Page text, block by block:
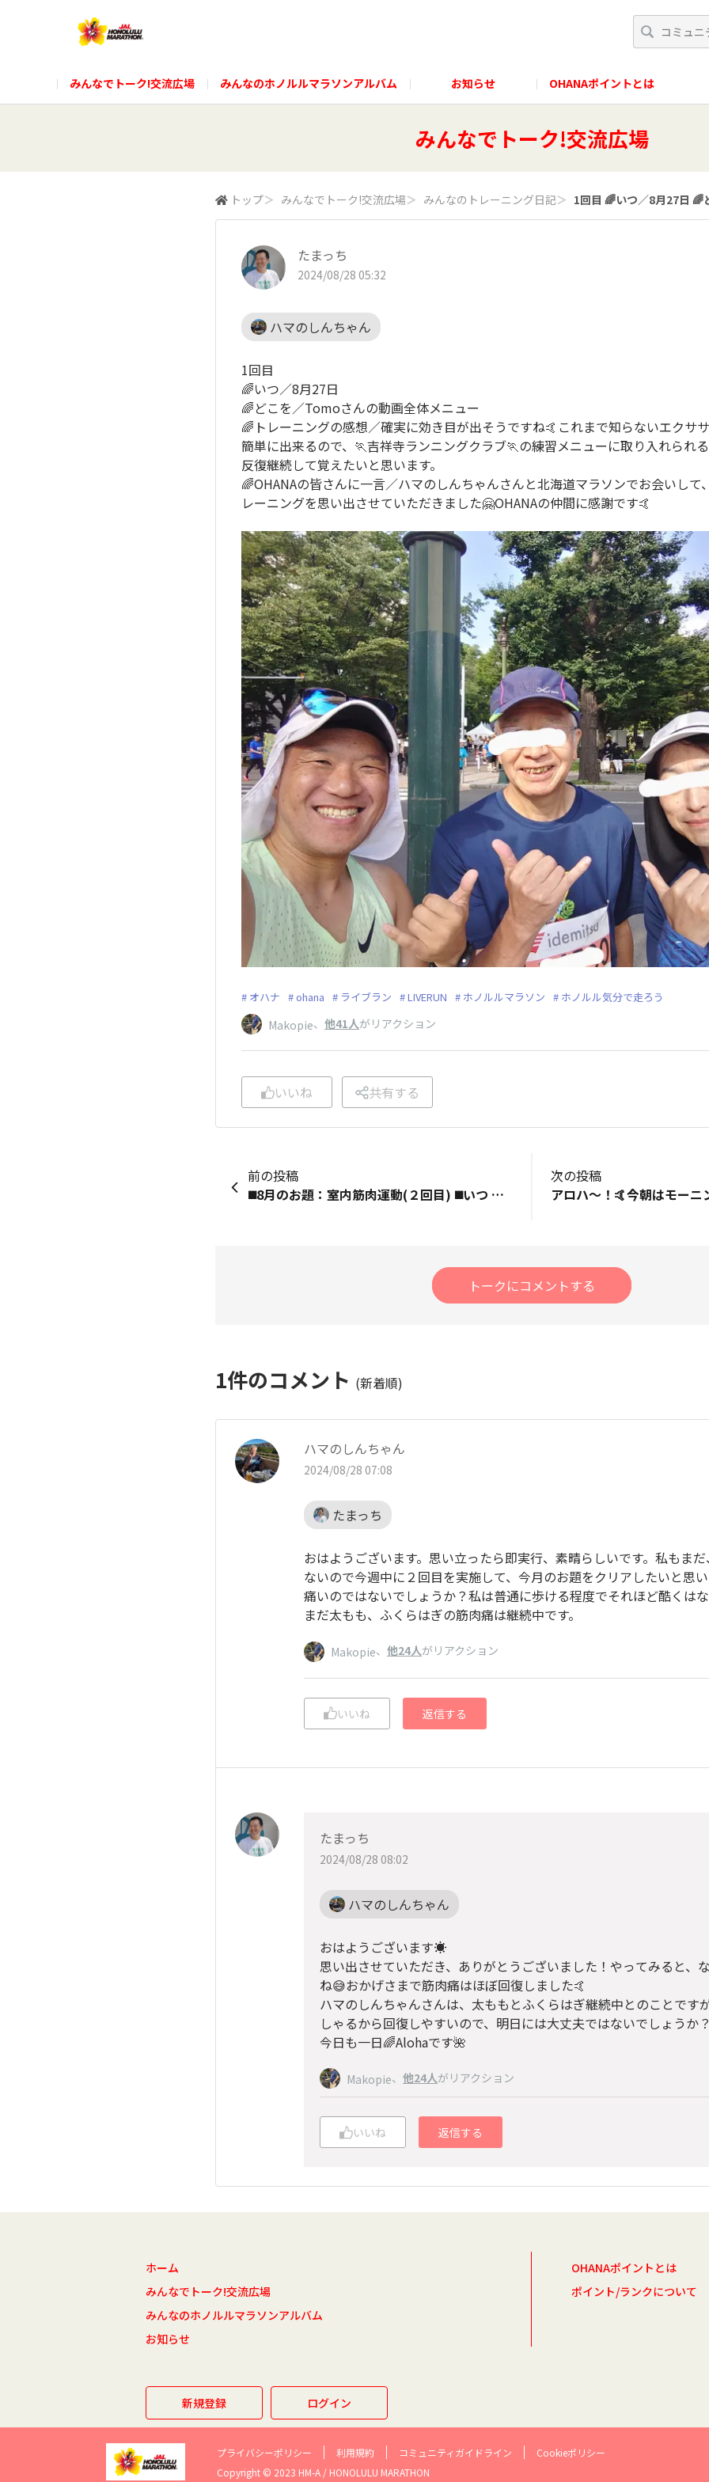
みんなでトーク!交流広場 みんなのホノルルマラソンアルバム お知らせ OHANAポイントとは
みんなでトーク!交流広場
トップ＞ みんなでトーク!交流広場＞ みんなのトレーニング日記＞ 1回目 🌈いつ／8月27日
たまっち
2024/08/28 05:32
ハマのしんちゃん
1回目
🌈いつ／8月27日
🌈どこを／Tomoさんの動画全体メニュー
🌈トレーニングの感想／確実に効き目が出そうですね🤙これまで知らないエクサ
簡単に出来るので、🏃吉祥寺ランニングクラブ🏃の練習メニューに取り入れられ
反復継続して覚えたいと思います。
🌈OHANAの皆さんに一言／ハマのしんちゃんさんと北海道マラソンでお会いして
レーニングを思い出させていただきました🤗OHANAの仲間に感謝です🤙
オハナ ohana ライブラン LIVERUN ホノルルマラソン ホノルル気分で走ろう
Makopie、 他41人がリアクション
いいね 共有する
前の投稿
◼️8月のお題：室内筋肉運動(２回目) ◼️いつ ８月２５日 ◼️どこを 自宅室内 ◼️トレーニングの感想 室内筋肉運動２回目もYouTube版の｢90歳超えても〜｣(視聴回数:878)を再びTomoトレーナーの映像を見ながら実施。１回目よりもバタバタしないで運動する事が出来ましたが、コイン拾いは先回と同じくバランスを上手く取れず、グラグラ・ヨロヨロとなってしまいます。 ◼️OHANAの皆さんに一言 室内筋肉運動を取り入れつつ、12月に向けてトレーニングを積んで行きたいと思います。
次の投稿
トークにコメントする
1件のコメント (新着順)
ハマのしんちゃん
2024/08/28 07:08
たまっち
おはようございます。思い立ったら即実行、素晴らしいです。私もま
ないので今週中に２回目を実施して、今月のお題をクリアしたいと思
痛いのではないでしょうか？私は普通に歩ける程度でそれほど酷くは
まだ太もも、ふくらはぎの筋肉痛は継続中です。
Makopie、 他24人がリアクション
いいね 返信する
たまっち
2024/08/28 08:02
ハマのしんちゃん
おはようございます☀
思い出させていただき、ありがとうございました！やってみると、
ね😅おかげさまで筋肉痛はほぼ回復しました🤙
ハマのしんちゃんさんは、太ももとふくらはぎ継続中とのことです
しゃるから回復しやすいので、明日には大丈夫ではないでしょうか？
今日も一日🌈Alohaです🌺
Makopie、 他24人がリアクション
いいね 返信する
ホーム
みんなでトーク!交流広場
みんなのホノルルマラソンアルバム
お知らせ
OHANAポイントとは
ポイント/ランクについて
新規登録 ログイン
プライバシーポリシー 利用規約 コミュニティガイドライン
Cookieポリシー
Copyright © 2023 HM-A / HONOLULU MARATHON